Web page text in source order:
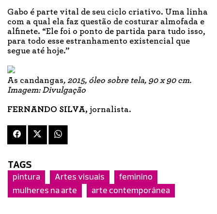
Gabo é parte vital de seu ciclo criativo. Uma linha
com a qual ela faz questão de costurar almofada e
alfinete. “Ele foi o ponto de partida para tudo isso,
para todo esse estranhamento existencial que
segue até hoje.”
As candangas, 2015, óleo sobre tela, 90 x 90 cm.
Imagem: Divulgação
FERNANDO SILVA, jornalista.
TAGS
pintura Artes visuais
feminino
mulheres na arte
arte contemporânea